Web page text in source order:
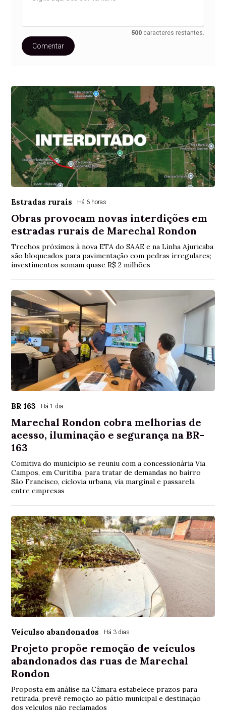
500 caracteres restantes.
Comentar
Estradas rurais Há 6 horas
Obras provocam novas interdições em
estradas rurais de Marechal Rondon
Trechos próximos à nova ETA do SAAE e na Linha Ajuricaba
são bloqueados para pavimentação com pedras irregulares;
investimentos somam quase R$ 2 milhões
BR 163 Há 1 dia
Marechal Rondon cobra melhorias de
acesso, iluminação e segurança na BR-
163
Comitiva do município se reuniu com a concessionária Via
Campos, em Curitiba, para tratar de demandas no bairro
São Francisco, ciclovia urbana, via marginal e passarela
entre empresas
Veículso abandonados Há 3 dias
Projeto propõe remoção de veículos
abandonados das ruas de Marechal
Rondon
Proposta em análise na Câmara estabelece prazos para
retirada, prevê remoção ao pátio municipal e destinação
dos veículos não reclamados